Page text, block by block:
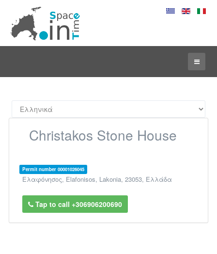
Christakos Stone House
Permit number 00001026045
Ελαφόνησος, Elafonisos, Lakonia, 23053, Ελλάδα
Tap to call +306906200690